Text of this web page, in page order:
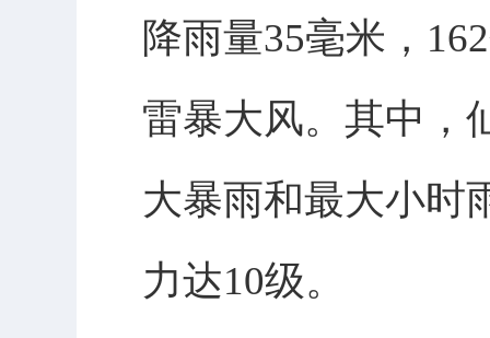
降雨量35毫米，
雷暴大风。其中，
大暴雨和最大小时
力达10级。